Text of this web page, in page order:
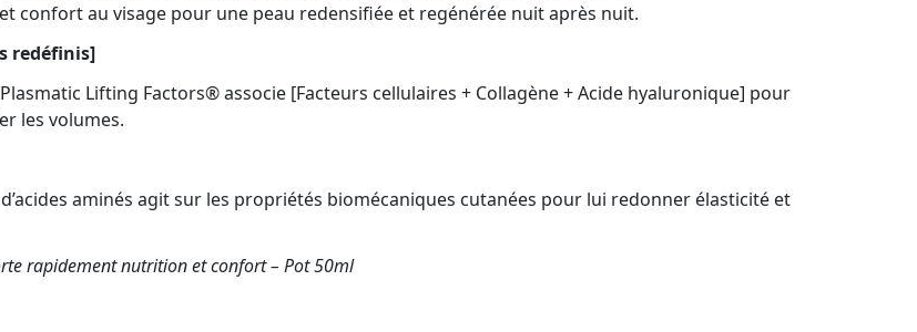
confort au visage pour une peau redensifiée et regénérée nuit après nuit.
redéfinis]
Lifting Factors® associe [Facteurs cellulaires + Collagène + Acide hyaluronique] pour
les volumes.
aminés agit sur les propriétés biomécaniques cutanées pour lui redonner élasticité et
rapidement nutrition et confort – Pot 50ml